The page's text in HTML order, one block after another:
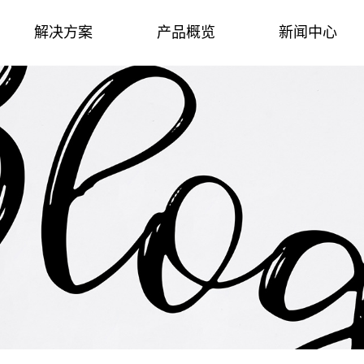
新闻中心
产品概览
解决方案